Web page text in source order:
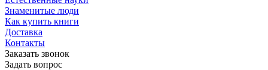
Знаменитые люди
Как купить книги
Доставка
Контакты
Заказать звонок
Задать вопрос